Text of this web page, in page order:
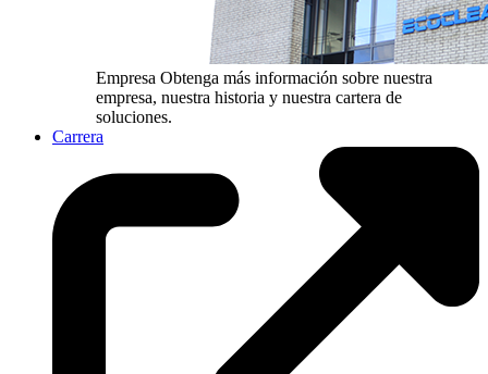
Empresa Obtenga más información sobre nuestra
empresa, nuestra historia y nuestra cartera de
soluciones.
Carrera